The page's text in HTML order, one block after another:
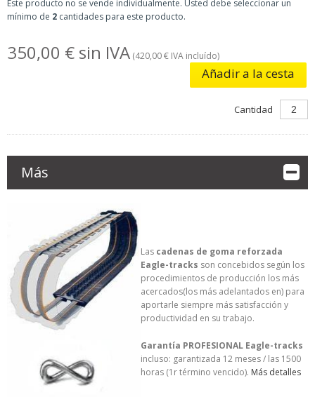
Este producto no se vende individualmente. Usted debe seleccionar un
mínimo de 2cantidades para este producto.
350,00 € sin IVA(420,00 € IVA incluído)
Añadir a la cesta
Cantidad
Más
Las cadenas de goma reforzada
Eagle-tracks son concebidos según los
procedimientos de producción los más
acercados(los más adelantados en) para
aportarle siempre más satisfacción y
productividad en su trabajo.
Garantía PROFESIONAL Eagle-tracks
incluso: garantizada 12 meses / las 1500
horas (1r término vencido). Más detalles